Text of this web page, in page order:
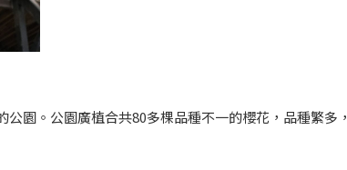
園。公園廣植合共80多棵品種不一的櫻花，品種繁多，